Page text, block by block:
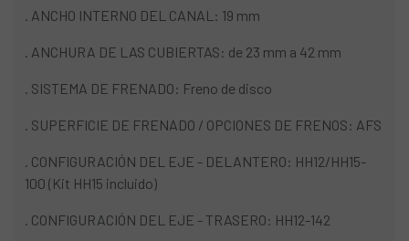
. ANCHO INTERNO DEL CANAL: 19 mm
. ANCHURA DE LAS CUBIERTAS: de 23 mm a 42 mm
. SISTEMA DE FRENADO: Freno de disco
. SUPERFICIE DE FRENADO / OPCIONES DE FRENOS: AFS
. CONFIGURACIÓN DEL EJE - DELANTERO: HH12/HH15-
100 (Kit HH15 incluido)
. CONFIGURACIÓN DEL EJE - TRASERO: HH12-142